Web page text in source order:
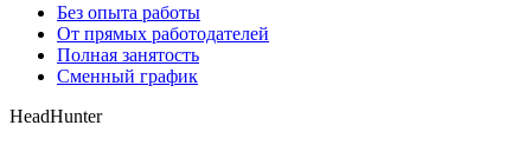
Без опыта работы
От прямых работодателей
Полная занятость
Сменный график
HeadHunter